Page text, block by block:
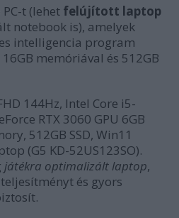
t (lehet felújított laptop
notebook is), amelyek
intelligencia program
memóriával és 512GB
144Hz, Intel Core i5-
RTX 3060 GPU 6GB
512GB SSD, Win11
(G5 KD-52US123SO).
játékra optimalizált laptop,
és gyors